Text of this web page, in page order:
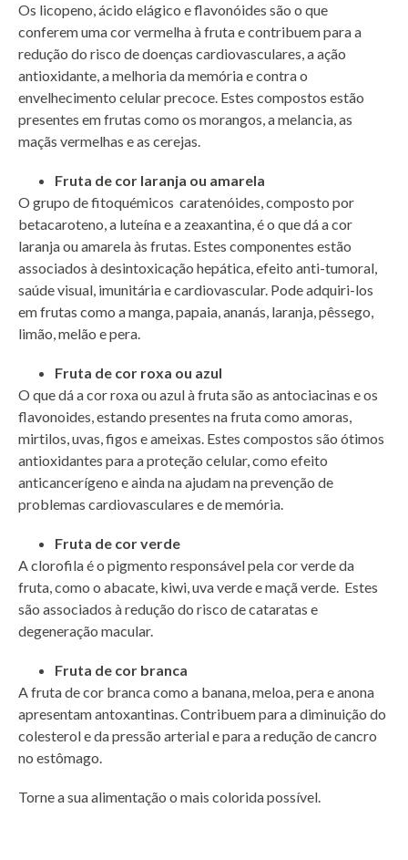
Os licopeno, ácido elágico e flavonóides são o que
conferem uma cor vermelha à fruta e contribuem para a
redução do risco de doenças cardiovasculares, a ação
antioxidante, a melhoria da memória e contra o
envelhecimento celular precoce. Estes compostos estão
presentes em frutas como os morangos, a melancia, as
maçãs vermelhas e as cerejas.
Fruta de cor laranja ou amarela
O grupo de fitoquémicos caratenóides, composto por
betacaroteno, a luteína e a zeaxantina, é o que dá a cor
laranja ou amarela às frutas. Estes componentes estão
associados à desintoxicação hepática, efeito anti-tumoral,
saúde visual, imunitária e cardiovascular. Pode adquiri-los
em frutas como a manga, papaia, ananás, laranja, pêssego,
limão, melão e pera.
Fruta de cor roxa ou azul
O que dá a cor roxa ou azul à fruta são as antociacinas e os
flavonoides, estando presentes na fruta como amoras,
mirtilos, uvas, figos e ameixas. Estes compostos são ótimos
antioxidantes para a proteção celular, como efeito
anticancerígeno e ainda na ajudam na prevenção de
problemas cardiovasculares e de memória.
Fruta de cor verde
A clorofila é o pigmento responsável pela cor verde da
fruta, como o abacate, kiwi, uva verde e maçã verde. Estes
são associados à redução do risco de cataratas e
degeneração macular.
Fruta de cor branca
A fruta de cor branca como a banana, meloa, pera e anona
apresentam antoxantinas. Contribuem para a diminuição do
colesterol e da pressão arterial e para a redução de cancro
no estômago.
Torne a sua alimentação o mais colorida possível.